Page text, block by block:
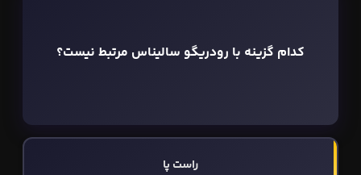
کدام گزینه با رودریگو سالیناس مرتبط نیست؟
راست پا